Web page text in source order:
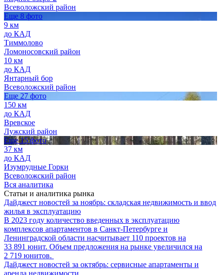
Всеволожский район
Еще 8 фото
9 км
до КАД
Тиммолово
Ломоносовский район
10 км
до КАД
Янтарный бор
Всеволожский район
Еще 27 фото
150 км
до КАД
Вревское
Лужский район
Еще 15 фото
37 км
до КАД
Изумрудные Горки
Всеволожский район
Вся аналитика
Статьи и аналитика рынка
Дайджест новостей за ноябрь: складская недвижимость и ввод
жилья в эксплуатацию
В 2023 году количество введенных в эксплуатацию
комплексов апартаментов в Санкт-Петербурге и
Ленинградской области насчитывает 110 проектов на
33 891 юнит. Объем предложения на рынке увеличился на
2 719 юнитов.
Дайджест новостей за октябрь: сервисные апартаменты и
аренда недвижимости